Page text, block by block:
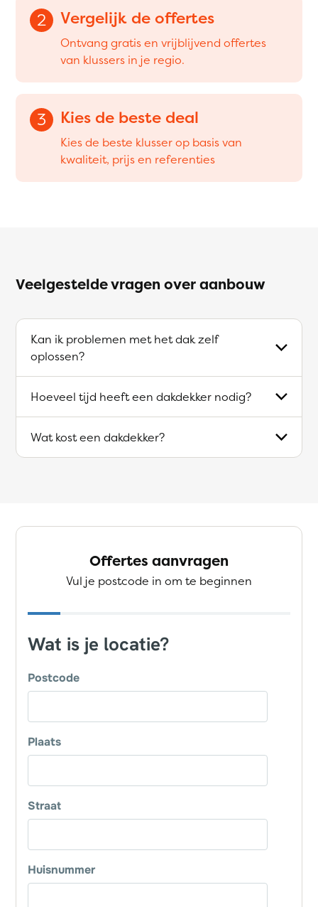
2 Vergelijk de offertes
Ontvang gratis en vrijblijvend offertes
van klussers in je regio.
3 Kies de beste deal
Kies de beste klusser op basis van
kwaliteit, prijs en referenties
Veelgestelde vragen over aanbouw
Kan ik problemen met het dak zelf
oplossen?
Hoeveel tijd heeft een dakdekker nodig?
Wat kost een dakdekker?
Offertes aanvragen
Vul je postcode in om te beginnen